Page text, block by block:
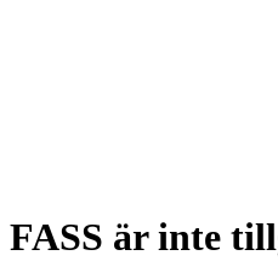
FASS är inte